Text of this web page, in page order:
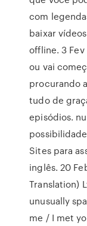
com
baixar
offline. 3
ou vai
procurando
tudo de
episódios.
Sites para
inglês. 20
Translation)
unusually
me / I met